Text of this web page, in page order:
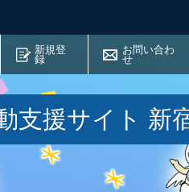
新規登
録
お問い合わ
せ
支援サイト 新